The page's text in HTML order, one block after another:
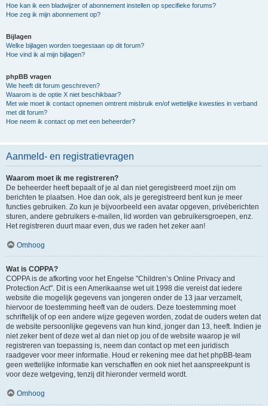
Hoe kan ik een bladwijzer of abonnement instellen op specifieke forums?
Hoe zeg ik mijn abonnement op?
Bijlagen
Welke bijlagen worden toegestaan op dit forum?
Hoe vind ik al mijn bijlagen?
phpBB vragen
Wie heeft dit forum geschreven?
Waarom is de optie X niet beschikbaar?
Met wie moet ik contact opnemen omtrent misbruik en/of wettelijke kwesties in verband
met dit forum?
Hoe neem ik contact op met een beheerder?
Aanmeld- en registratievragen
Waarom moet ik me registreren?
De beheerder heeft bepaalt of je al dan niet geregistreerd moet zijn om
berichten te plaatsen. Hoe dan ook, als je geregistreerd bent kun je meer
functies gebruiken. Zo kun je bijvoorbeeld een avatar opgeven, privéberichten
sturen, andere gebruikers e-mailen, lid worden van gebruikersgroepen, enz.
Het registreren duurt maar even, dus we raden het zeker aan!
Omhoog
Wat is COPPA?
COPPA is de afkorting voor het Engelse "Children’s Online Privacy and
Protection Act". Dit is een Amerikaanse wet uit 1998 die vereist dat iedere
website die mogelijk gegevens van jongeren onder de 13 jaar verzamelt,
hiervoor de toestemming heeft van de ouders. Deze toestemming moet
schriftelijk of op een andere wijze gegeven worden, zodat de ouders weten dat
de website persoonlijke gegevens van hun kind, jonger dan 13, heeft. Indien je
niet zeker bent of deze wet al dan niet op jou of de website waarop je wil
registreren van toepassing is, neem dan contact op met een juridisch
raadgever voor meer informatie. Houd er rekening mee dat het phpBB-team
geen wettelijke informatie kan verschaffen en ook niet het aanspreekpunt is
voor deze wetgeving, tenzij dit hieronder vermeld wordt.
Omhoog